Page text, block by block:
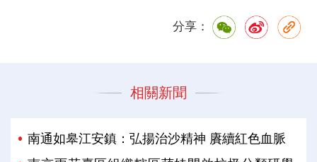
分享：
相關新聞
南通如皋江安鎮：弘揚治沙精神 賡續紅色血脈